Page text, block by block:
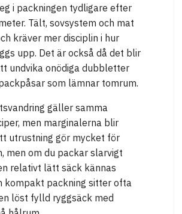
i packningen tydligare efter
Tält, sovsystem och mat
kräver mer disciplin i hur
upp. Det är också då det blir
undvika onödiga dubbletter
som lämnar tomrum.
gäller samma
men marginalerna blir
utrustning gör mycket för
men om du packar slarvigt
relativt lätt säck kännas
kompakt packning sitter ofta
löst fylld ryggsäck med